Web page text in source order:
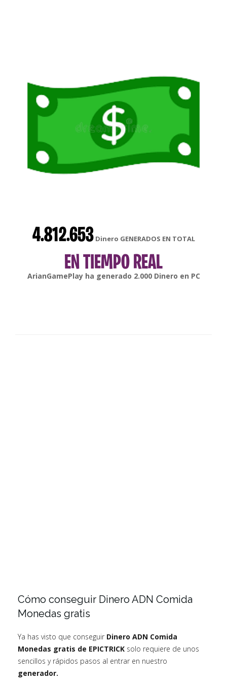
4.812.653 Dinero GENERADOS EN TOTAL
EN TIEMPO REAL
gonsabellaha generado6.000Dinero enAndroid
Cómo conseguir Dinero ADN Comida
Monedas gratis
Ya has visto que conseguir Dinero ADN Comida
Monedas gratis de EPICTRICK solo requiere de unos
sencillos y rápidos pasos al entrar en nuestro
generador.